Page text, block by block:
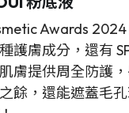
Awards
護膚成分，還有
膚提供周全防護
餘，還能遮蓋毛